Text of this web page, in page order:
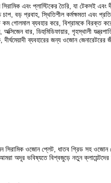
এবং প্লাস্টিকের তৈরি, যা টেকসই এবং
বড় প্রবাহ, স্থিতিশীল কর্মক্ষমতা এবং
গোলমাল ব্যবহার করে, বিশ্রামকে বিরক্ত
বার, ডিহুমিডিফায়ার, গৃহস্থালী
ব্যবহারের জন্য ওজোন
ওজোন প্লেট, ধাতব গ্রিড সহ
অদূর ভবিষ্যতে বিশ্বজুড়ে নতুন ক্লায়েন্টদের